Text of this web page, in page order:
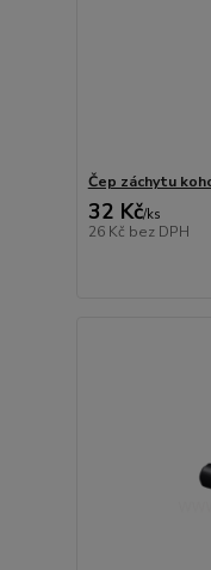
Čep záchytu
32 Kč/ks
26 Kč bez DPH